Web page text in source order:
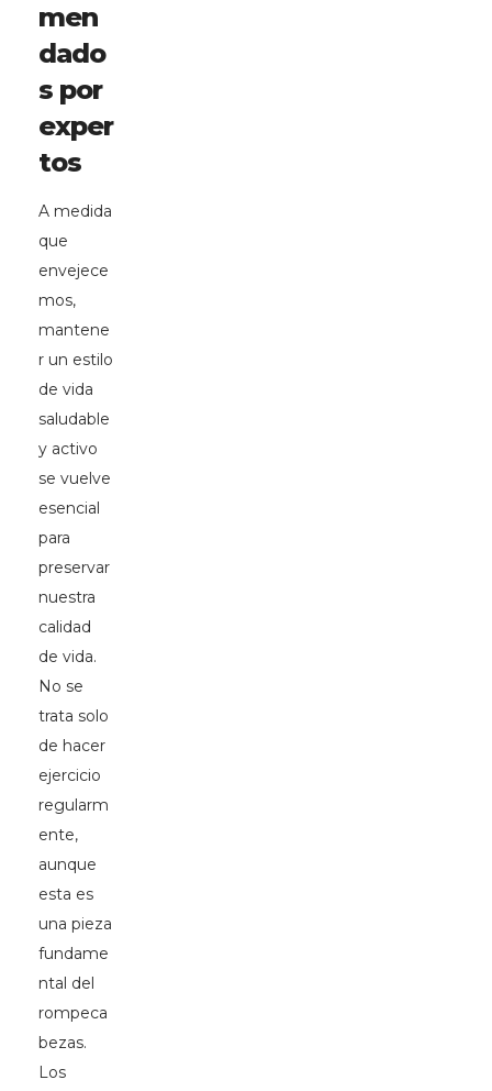
men
dado
s por
exper
tos
A medida
que
envejece
mos,
mantene
r un estilo
de vida
saludable
y activo
se vuelve
esencial
para
preservar
nuestra
calidad
de vida.
No se
trata solo
de hacer
ejercicio
regularm
ente,
aunque
esta es
una pieza
fundame
ntal del
rompeca
bezas.
Los